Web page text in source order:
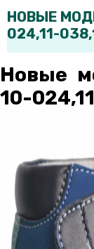
НОВЫЕ
024,11-
Новые
10-